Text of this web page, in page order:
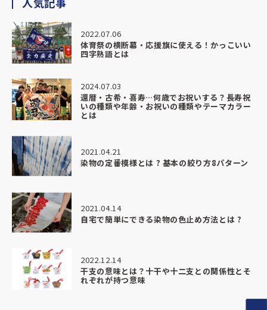
2022.07.06
体育祭の横断幕・応援旗に使える！かっこいい
四字熟語とは
2024.07.03
還暦・古希・喜寿…何歳でお祝いする？長寿祝
いの種類や年齢・お祝いの種類やテーマカラー
とは
2021.04.21
染物の定番模様とは ? 基本の絞り方8パターン
2021.04.14
自宅で簡単にできる染物の色止め方法とは ?
2022.12.14
干支の意味とは？十干や十二支との関係性とそ
れぞれが持つ意味